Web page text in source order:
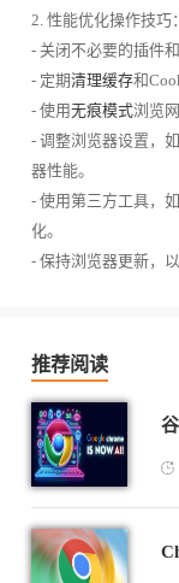
2. 性能优化操作技巧：
- 关闭不必要的插件和
- 定期清理缓存和
- 使用无痕模式浏览
- 调整浏览器设置，如
器性能。
- 使用第三方工具，
化。
- 保持浏览器更新，
推荐阅读